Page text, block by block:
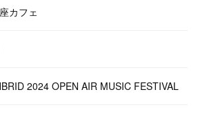
カフェ
2024 OPEN AIR MUSIC FESTIVAL